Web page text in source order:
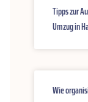
Tipps zur
Umzug in
Wie